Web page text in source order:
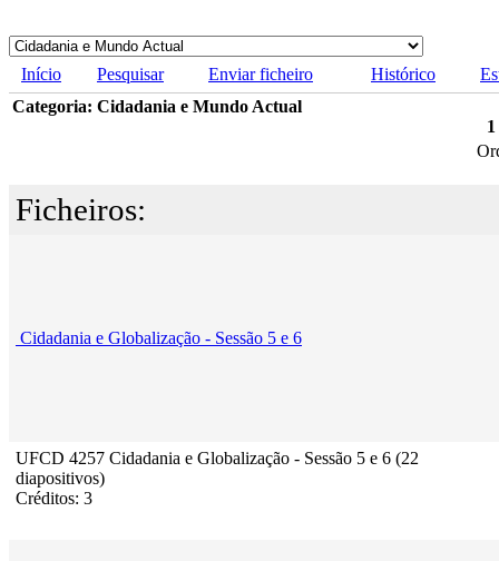
Início Pesquisar Enviar ficheiro Histórico
Categoria: Cidadania e Mundo Actual
1
Ficheiros:
Cidadania e Globalização - Sessão 5 e 6
UFCD 4257 Cidadania e Globalização - Sessão 5 e 6 (22
diapositivos)
Créditos: 3